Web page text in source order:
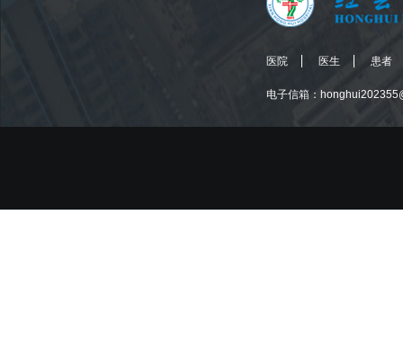
医院 医生 患者
电子信箱：